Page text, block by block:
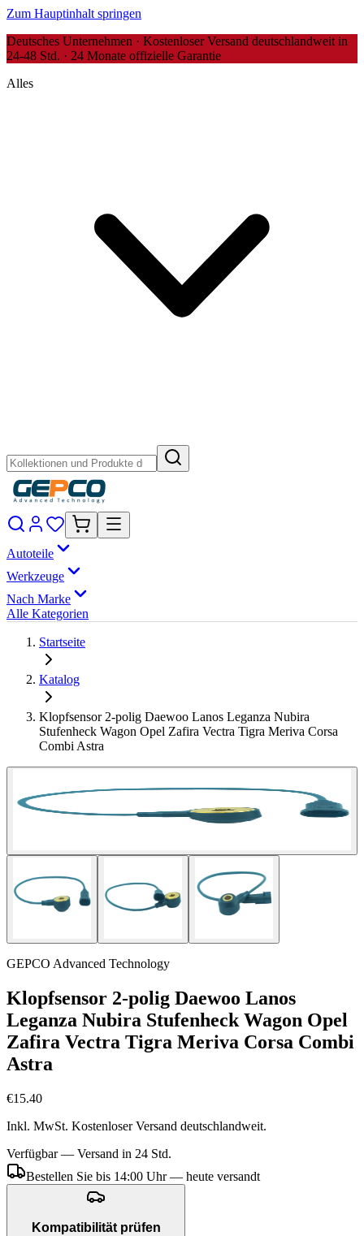
Zum Hauptinhalt springen
Deutsches Unternehmen · Kostenloser Versand deutschlandweit in
24-48 Std. · 24 Monate offizielle Garantie
Alles
Autoteile
Werkzeuge
Nach Marke
Alle Kategorien
Startseite
Katalog
Klopfsensor 2-polig Daewoo Lanos Leganza Nubira
Stufenheck Wagon Opel Zafira Vectra Tigra Meriva Corsa
Combi Astra
GEPCO Advanced Technology
Klopfsensor 2-polig Daewoo Lanos
Leganza Nubira Stufenheck Wagon Opel
Zafira Vectra Tigra Meriva Corsa Combi
Astra
€15.40
Inkl. MwSt. Kostenloser Versand deutschlandweit.
Verfügbar — Versand in 24 Std.
Bestellen Sie bis 14:00 Uhr — heute versandt
Kompatibilität prüfen